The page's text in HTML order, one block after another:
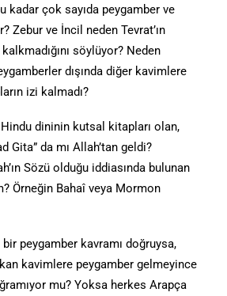
kadar çok sayıda peygamber ve
Zebur ve İncil neden Tevrat’ın
söylüyor? Neden
dışında diğer kavimlere
izi kalmadı?
Hindu dininin kutsal kitapları olan,
Gita” da mı Allah’tan geldi?
Sözü olduğu iddiasında bulunan
Örneğin Bahaî veya Mormon
peygamber kavramı doğruysa,
kavimlere peygamber gelmeyince
mu? Yoksa herkes Arapça